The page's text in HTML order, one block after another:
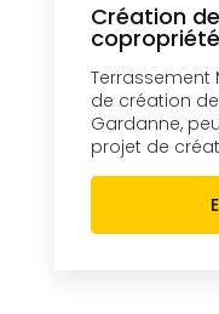
Création
copropriété
Terrassement
de création
Gardanne,
projet de